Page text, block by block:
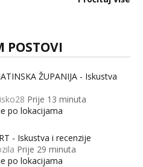
POSTOVI
ŽUPANIJA - Iskustva
Prije 13 minuta
po lokacijama
- Iskustva i recenzije
Prije 29 minuta
po lokacijama